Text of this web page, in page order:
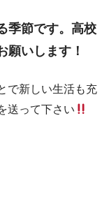
季節です。高校
願いします！
で新しい生活も充
送って下さい